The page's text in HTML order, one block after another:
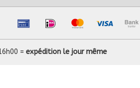
=expédition le jour même